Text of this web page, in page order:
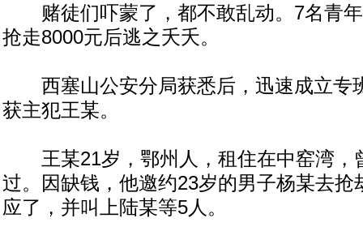
赌徒们吓蒙了，都不敢乱动。7名青年
抢走8000元后逃之夭夭。
西塞山公安分局获悉后，迅速成立专
获主犯王某。
王某21岁，鄂州人，租住在中窑湾，
过。因缺钱，他邀约23岁的男子杨某去抢
应了，并叫上陆某等5人。